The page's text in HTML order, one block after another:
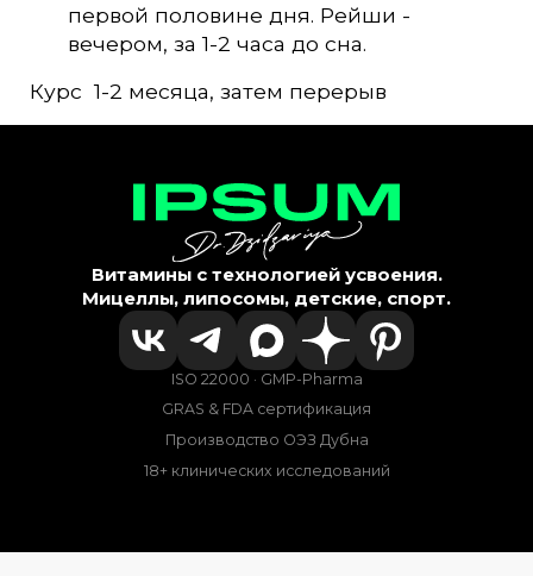
первой половине дня. Рейши -
вечером, за 1-2 часа до сна.
Курс 1-2 месяца, затем перерыв
Витамины с технологией усвоения.
Мицеллы, липосомы, детские, спорт.
ISO 22000 · GMP-Pharma
GRAS & FDA сертификация
Производство ОЭЗ Дубна
18+ клинических исследований